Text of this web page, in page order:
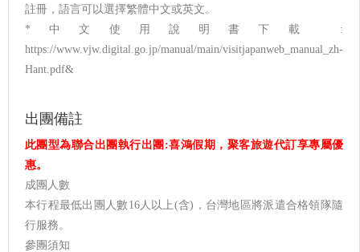
註冊，語言可以選擇繁體中文或英文。
*中文使用說明書下載 :
https://www.vjw.digital.go.jp/manual/main/visitjapanweb_manual_zh-
Hant.pdf&
出團備註
此團型為聯合出團執行出團:喜鴻假期，聚客旅遊代訂享專屬優
惠。
成團人數
本行程最低出團人數16人以上(含)，台灣地區將派遣合格領隊隨
行服務。
參團須知